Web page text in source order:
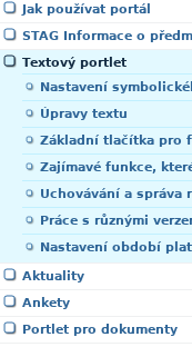
Jak používat portál
STAG Informace o
Textový portlet
Nastavení
Úpravy textu
Základní tlačítka pro
Zajímavé funkce,
Uchovávání a správa
Práce s různými
Nastavení období
Aktuality
Ankety
Portlet pro dokumenty